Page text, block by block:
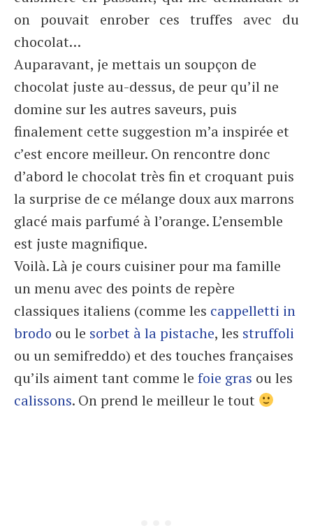
on pouvait enrober ces truffes avec du
chocolat…
Auparavant, je mettais un soupçon de
chocolat juste au-dessus, de peur qu’il ne
domine sur les autres saveurs, puis
finalement cette suggestion m’a inspirée et
c’est encore meilleur. On rencontre donc
d’abord le chocolat très fin et croquant puis
la surprise de ce mélange doux aux marrons
glacé mais parfumé à l’orange. L’ensemble
est juste magnifique.
Voilà. Là je cours cuisiner pour ma famille
un menu avec des points de repère
classiques italiens (comme les cappelletti in
brodo ou le sorbet à la pistache, les struffoli
ou un semifreddo) et des touches françaises
qu’ils aiment tant comme le foie gras ou les
calissons. On prend le meilleur le tout